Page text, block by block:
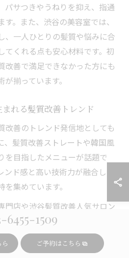
パサつきやうねりを抑え、指通
。また、渋谷の美容室では、
、一人ひとりの髪質や悩みに合
てくれる点も安心材料です。初
改善で満足できなかった方にも
揃っています。
れる髪質改善トレンド
改善のトレンド発信地としても
、髪質改善ストレートや韓国風
を目指したメニューが話題で
ド感と高い技術力が融合し、
集めています。
門店や渋谷髪質改善人気サロン
や独自の施術工程を開発し、髪
る動きも見られます。口コミや
散されることで、より多くの人
6455-1509
ご予約はこちら